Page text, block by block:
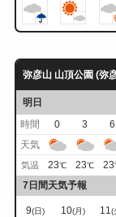
弥彦山 山頂公園 (弥
明日
時間
0 3 6
天気
気温 23℃ 23℃ 23
7日間天気予報
9(日) 10(月) 11(